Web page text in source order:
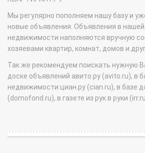
Мы регулярно пополняем нашу базу и
новые объявления. Объявления в нашей
недвижимости наполняются вручную
хозяевами квартир, комнат, домов и
Так же рекомендуем поискать нужную
доске объявлений авито.ру (avito.ru), в
недвижимости циан.ру (cian.ru), в базе
(domofond.ru), в газете из рук в руки